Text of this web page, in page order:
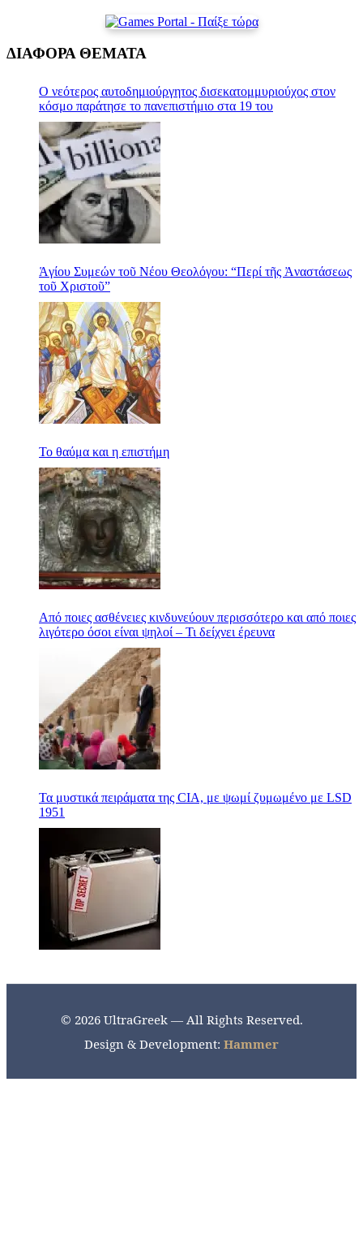
ΔΙΑΦΟΡΑ ΘΕΜΑΤΑ
Ο νεότερος αυτοδημιούργητος δισεκατομμυριούχος στον
κόσμο παράτησε το πανεπιστήμιο στα 19 του
Ἁγίου Συμεών τοῦ Νέου Θεολόγου: “Περί τῆς Ἀναστάσεως
τοῦ Χριστοῦ”
Το θαύμα και η επιστήμη
Από ποιες ασθένειες κινδυνεύουν περισσότερο και από ποιες
λιγότερο όσοι είναι ψηλοί – Τι δείχνει έρευνα
Τα μυστικά πειράματα της CIA, με ψωμί ζυμωμένο με LSD
1951
© 2026 UltraGreek — All Rights Reserved.
Design & Development: Hammer